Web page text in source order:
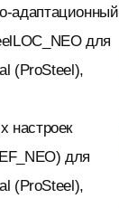
адаптационный
для
(ProSteel),
настроек
для
(ProSteel),